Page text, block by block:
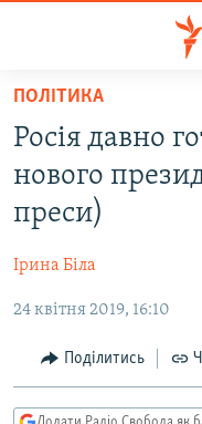
Перейти
основного
матеріалу
до
основної
навігації
Перейти
пошуку
ВСЕ ЗА ДОБУ
СУСПІЛЬСТВО
КУЛЬТУРА
РОСІЙСЬКА
ДОНБАС.РЕАЛІЇ
КРИМ.РЕАЛІЇ
ПОЛІТИКА
Росія давно
нового
преси)
Ірина Біла
24 квітня 2019, 16:10
Поділитись